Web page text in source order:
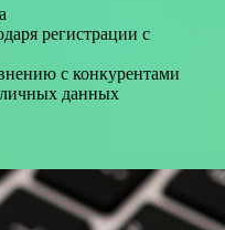
регистрации с
с конкурентами
личных данных